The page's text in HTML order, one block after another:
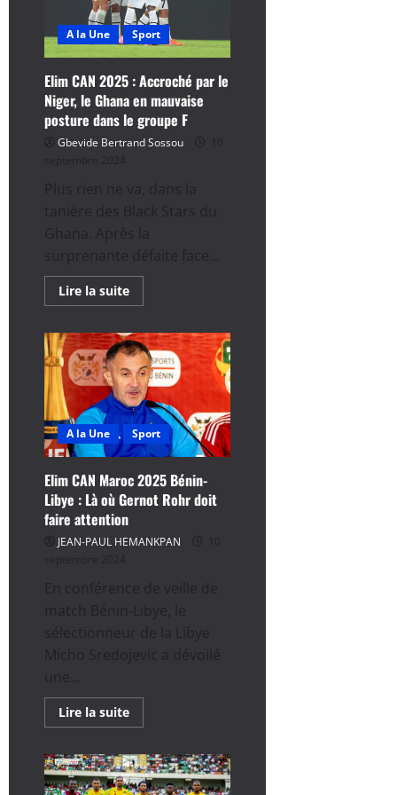
sans
Cédric
Hountondji)
A la Une Sport
Elim CAN 2025 : Accroché par le
Niger, le Ghana en mauvaise
posture dans le groupe F
Gbevide Bertrand Sossou
10
septembre 2024
Plus rien ne va, dans la
tanière des Black Stars du
Ghana. Après la
surprenante défaite face...
Lire la suiteEn
savoir
Elim
CAN
2025
:
Accroché
par
le
Niger,
le
Ghana
mauvaise
posture
dans
F
A la Une Sport
Elim CAN Maroc 2025 Bénin-
Libye : Là où Gernot Rohr doit
faire attention
JEAN-PAUL HEMANKPAN
10
septembre 2024
En conférence de veille de
match Bénin-Libye, le
sélectionneur de la Libye
Micho Sredojevic a dévoilé
une...
Lire la suiteEn
savoir
Elim
CAN
Maroc